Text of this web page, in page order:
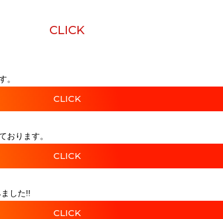
CLICK
。
CLICK
おります。
CLICK
した!!
CLICK